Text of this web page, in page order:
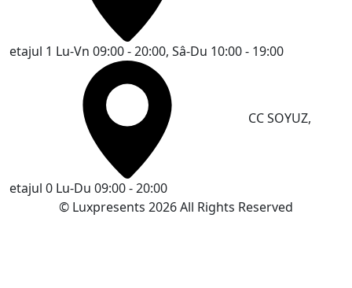
etajul 1 Lu-Vn 09:00 - 20:00, Sâ-Du 10:00 - 19:00
CC SOYUZ,
etajul 0 Lu-Du 09:00 - 20:00
© Luxpresents 2026 All Rights Reserved